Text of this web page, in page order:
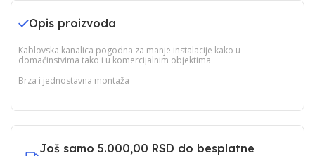
Opis proizvoda
Kablovska kanalica pogodna za manje instalacije kako u
domaćinstvima tako i u komercijalnim objektima
Brza i jednostavna montaža
Još samo 5.000,00 RSD do besplatne